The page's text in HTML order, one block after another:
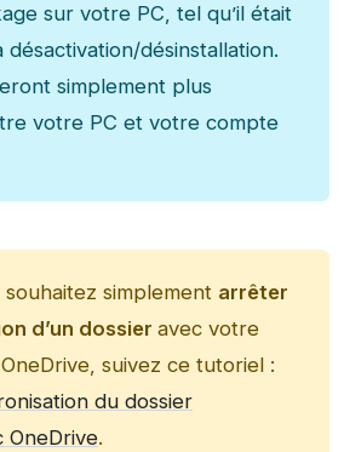
sur votre PC, tel qu’il était
désactivation/désinstallation.
simplement plus
votre PC et votre compte
souhaitez simplement arrêter
d’un dossier avec votre
suivez ce tutoriel :
du dossier
OneDrive.